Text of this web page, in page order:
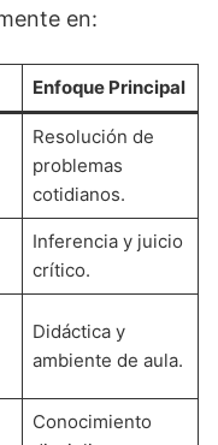
en:
Enfoque Principal
Resolución de
problemas
cotidianos.
Inferencia y juicio
crítico.
Didáctica y
ambiente de aula.
Conocimiento